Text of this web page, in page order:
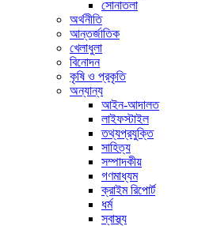
সোনাতলা
অর্থনীতি
আন্তর্জাতিক
খেলাধুলা
বিনোদন
কৃষি ও প্রকৃতি
অন্যান্য
আইন-আদালত
লাইফস্টাইল
তথ্যপ্রযুক্তি
সাহিত্য
সম্পাদকীয়
গণমাধ্যম
ক্রাইম রিপোর্ট
ধর্ম
স্বাস্থ্য